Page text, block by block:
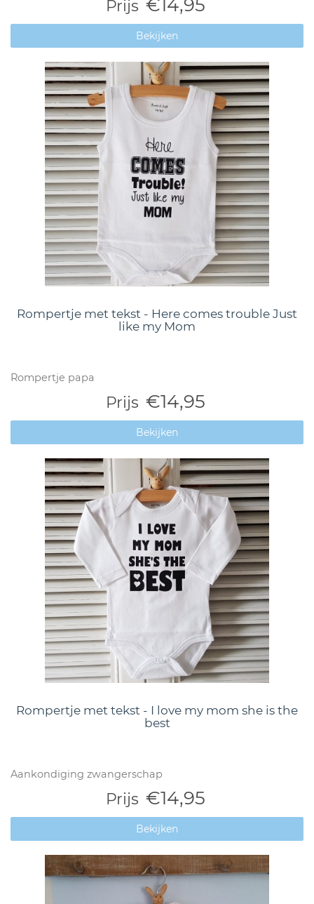
Prijs €14,95
Bekijken
Rompertje met tekst - Here comes trouble Just
like my Mom
Rompertje papa
Prijs €14,95
Bekijken
Rompertje met tekst - I love my mom she is the
best
Aankondiging zwangerschap
Prijs €14,95
Bekijken